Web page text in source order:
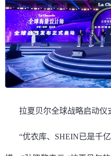
拉夏贝尔全球战略启动仪
“优衣库、SHEIN已是千